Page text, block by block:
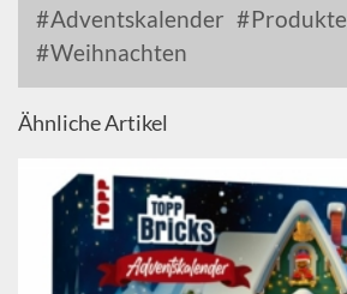
Adventskalender
Produkte
Weihnachten
Ähnliche Artikel